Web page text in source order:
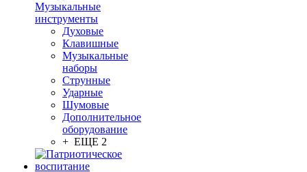
Музыкальные
инструменты
Духовые
Клавишные
Музыкальные
наборы
Струнные
Ударные
Шумовые
Дополнительное
оборудование
+ ЕЩЕ 2